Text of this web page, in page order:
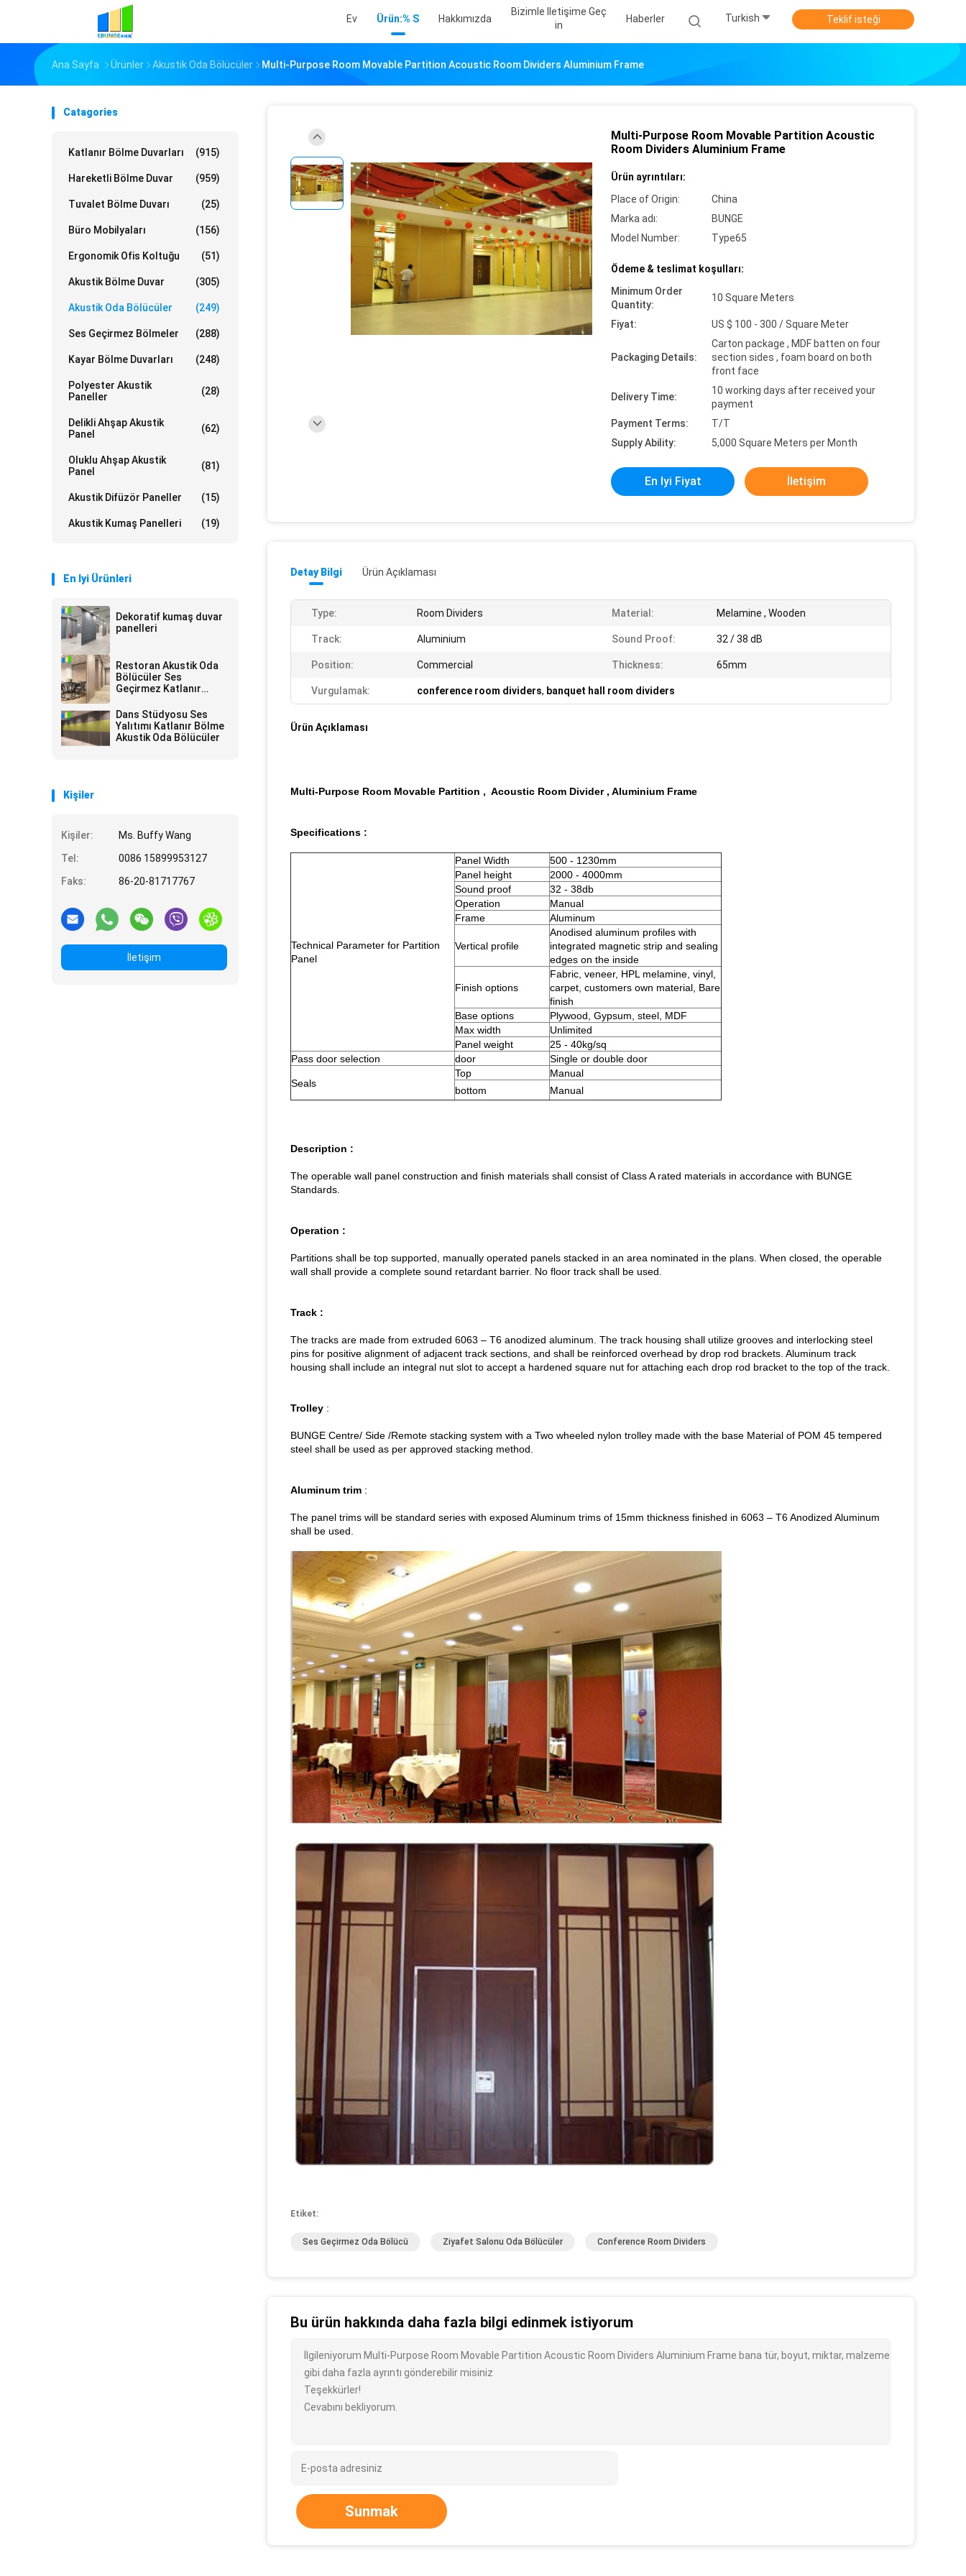
Ev Ürün:% S Hakkımızda
Bizimle Iletişime Geç
In
Haberler Turkish Teklif isteği
Ana Sayfa Ürünler Akustik Oda Bölücüler Multi-Purpose Room Movable Partition Acoustic Room Dividers Aluminium Frame
Catagories
Katlanır Bölme Duvarları (915)
Hareketli Bölme Duvar (959)
Tuvalet Bölme Duvarı (25)
Büro Mobilyaları (156)
Ergonomik Ofis Koltuğu (51)
Akustik Bölme Duvar (305)
Akustik Oda Bölücüler (249)
Ses Geçirmez Bölmeler (288)
Kayar Bölme Duvarları (248)
Polyester Akustik
Paneller
(28)
Delikli Ahşap Akustik
Panel
(62)
Oluklu Ahşap Akustik
Panel
(81)
Akustik Difüzör Paneller (15)
Akustik Kumaş Panelleri (19)
En Iyi Ürünleri
Dekoratif kumaş duvar
panelleri
Restoran Akustik Oda
Bölücüler Ses
Geçirmez Katlanır
Dans Stüdyosu Ses
Yalıtımı Katlanır Bölme
Akustik Oda Bölücüler
Kişiler
Kişiler:
Ms. Buffy Wang
Tel:
0086 15899953127
Faks:
86-20-81717767
İletişim
Multi-Purpose Room Movable Partition Acoustic
Room Dividers Aluminium Frame
Ürün ayrıntıları:
Place of Origin:
China
Marka adı:
BUNGE
Model Number:
Type65
Ödeme & teslimat koşulları:
Minimum Order
Quantity:
10 Square Meters
Fiyat: US $ 100 - 300 / Square Meter
Packaging Details:
Carton package , MDF batten on four
section sides , foam board on both
front face
Delivery Time:
10 working days after received your
payment
Payment Terms:
T/T
Supply Ability:
5,000 Square Meters per Month
En Iyi Fiyat İletişim
Detay Bilgi Ürün Açıklaması
Type: Room Dividers Material: Melamine , Wooden
Track: Aluminium Sound Proof: 32 / 38 dB
Position: Commercial Thickness: 65mm
Vurgulamak: conference room dividers, banquet hall room dividers
Ürün Açıklaması
Multi-Purpose Room Movable Partition , Acoustic Room Divider , Aluminium Frame
Specifications :
Technical Parameter for Partition
Panel
Panel Width
500 - 1230mm
Panel height
2000 - 4000mm
Sound proof
32 - 38db
Operation
Manual
Frame
Aluminum
Vertical profile
Anodised aluminum profiles with
integrated magnetic strip and sealing
edges on the inside
Finish options
Fabric, veneer, HPL melamine, vinyl,
carpet, customers own material, Bare
finish
Base options
Plywood, Gypsum, steel, MDF
Max width
Unlimited
Panel weight
25 - 40kg/sq
Pass door selection
door Single or double door
Seals
Top
Manual
bottom
Manual
Description :
The operable wall panel construction and finish materials shall consist of Class A rated materials in accordance with BUNGE
Standards.
Operation :
Partitions shall be top supported, manually operated panels stacked in an area nominated in the plans. When closed, the operable
wall shall provide a complete sound retardant barrier. No floor track shall be used.
Track :
The tracks are made from extruded 6063 – T6 anodized aluminum. The track housing shall utilize grooves and interlocking steel
pins for positive alignment of adjacent track sections, and shall be reinforced overhead by drop rod brackets. Aluminum track
housing shall include an integral nut slot to accept a hardened square nut for attaching each drop rod bracket to the top of the track.
Trolley :
BUNGE Centre/ Side /Remote stacking system with a Two wheeled nylon trolley made with the base Material of POM 45 tempered
steel shall be used as per approved stacking method.
Aluminum trim :
The panel trims will be standard series with exposed Aluminum trims of 15mm thickness finished in 6063 – T6 Anodized Aluminum
shall be used.
Etiket:
Ses Geçirmez Oda Bölücü Ziyafet Salonu Oda Bölücüler Conference Room Dividers
Bu ürün hakkında daha fazla bilgi edinmek istiyorum
İlgileniyorum Multi-Purpose Room Movable Partition Acoustic Room Dividers Aluminium Frame bana tür, boyut, miktar, malzeme
gibi daha fazla ayrıntı gönderebilir misiniz
Teşekkürler!
Cevabını bekliyorum.
Sunmak